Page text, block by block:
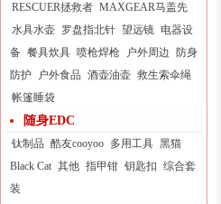
RESCUER拯救者 MAXGEAR马盖先
水具水壶 罗盘指北针 望远镜 电器设
备 餐具炊具 喷枪焊枪 户外周边
防身
防护
户外食品 酒壶油壶 救生索伞绳
帐篷睡袋
随身EDC
钛制品 酷友cooyoo 多用工具 黑猫
Black Cat 其他 指甲钳 钥匙扣 综合套
装